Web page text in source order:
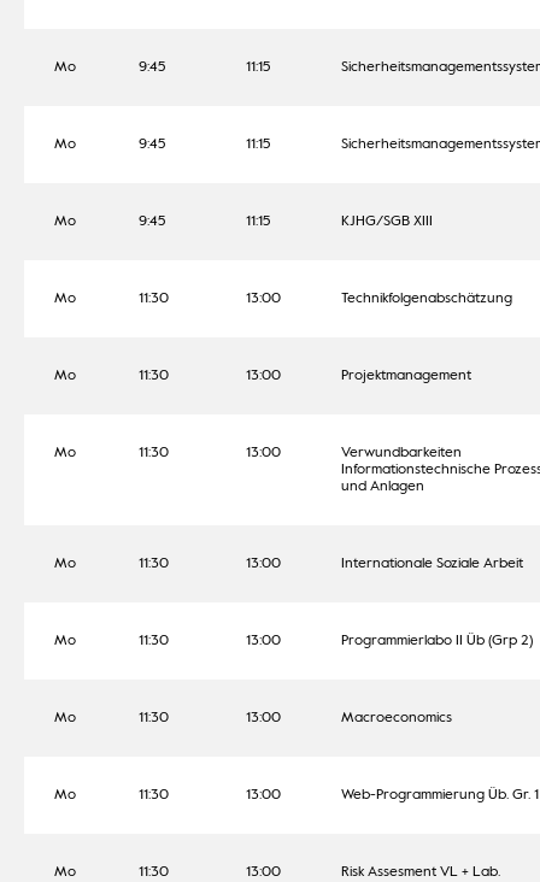
Mo 9:45 11:15
Mo 9:45 11:15
Mo 9:45 11:15 KJHG/SGB XIII
Mo 11:30 13:00 Technikfolgenabschätzung
Mo 11:30 13:00 Projektmanagement
Mo 11:30 13:00
Verwundbarkeiten
Informationstechnische
und Anlagen
Mo 11:30 13:00 Internationale Soziale Arbeit
Mo 11:30 13:00 Programmierlabo II Üb (Grp 2)
Mo 11:30 13:00 Macroeconomics
Mo 11:30 13:00 Web-Programmierung Üb. Gr. 1
Mo 11:30 13:00 Risk Assesment VL + Lab.